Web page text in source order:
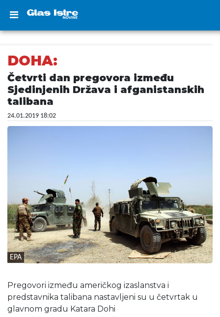
DOHA:
Četvrti dan pregovora između
Sjedinjenih Država i afganistanskih
talibana
24.01.2019 18:02
EPA
Pregovori između američkog izaslanstva i
predstavnika talibana nastavljeni su u četvrtak u
glavnom gradu Katara Dohi